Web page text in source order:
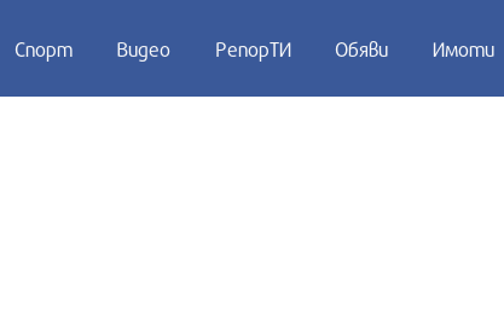
Спорт Видео РепорТИ Обяви Имоти